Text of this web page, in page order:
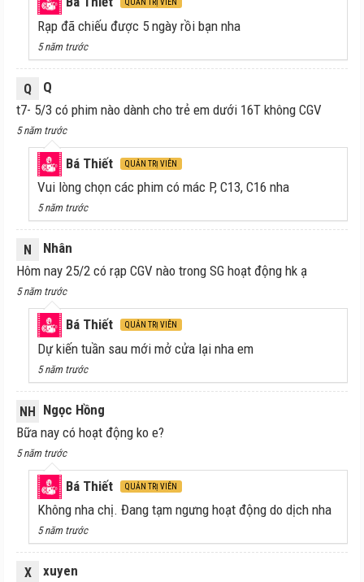
QUẢN TRỊ VIÊN
Rạp đã chiếu được 5 ngày rồi bạn nha
5 năm trước
Q
Q
t7- 5/3 có phim nào dành cho trẻ em dưới 16T không CGV
5 năm trước
Bá Thiết QUẢN TRỊ VIÊN
Vui lòng chọn các phim có mác P, C13, C16 nha
5 năm trước
N
Nhân
Hôm nay 25/2 có rạp CGV nào trong SG hoạt động hk ạ
5 năm trước
Bá Thiết QUẢN TRỊ VIÊN
Dự kiến tuần sau mới mở cửa lại nha em
5 năm trước
NH Ngọc Hồng
Bữa nay có hoạt động ko e?
5 năm trước
Bá Thiết QUẢN TRỊ VIÊN
Không nha chị. Đang tạm ngưng hoạt động do dịch nha
5 năm trước
X
xuyen